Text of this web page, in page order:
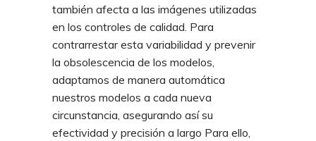
también afecta a las imágenes utilizadas
en los controles de calidad. Para
contrarrestar esta variabilidad y prevenir
la obsolescencia de los modelos,
adaptamos de manera automática
nuestros modelos a cada nueva
circunstancia, asegurando así su
efectividad y precisión a largo Para ello,